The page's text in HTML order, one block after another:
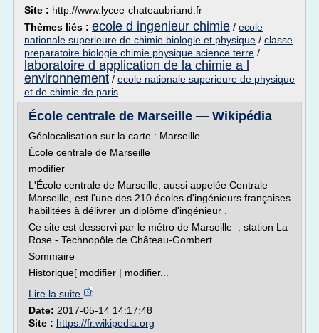
Site : http://www.lycee-chateaubriand.fr
Thèmes liés : ecole d ingenieur chimie / ecole
nationale superieure de chimie biologie et physique / classe
preparatoire biologie chimie physique science terre /
laboratoire d application de la chimie a l
environnement / ecole nationale superieure de physique
et de chimie de paris
École centrale de Marseille — Wikipédia
Géolocalisation sur la carte : Marseille
École centrale de Marseille
modifier
L'École centrale de Marseille, aussi appelée Centrale
Marseille, est l'une des 210 écoles d'ingénieurs françaises
habilitées à délivrer un diplôme d'ingénieur .
Ce site est desservi par le métro de Marseille : station La
Rose - Technopôle de Château-Gombert .
Sommaire
Historique[ modifier | modifier...
Lire la suite
Date: 2017-05-14 14:17:48
Site : https://fr.wikipedia.org